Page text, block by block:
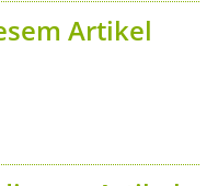
Artikel